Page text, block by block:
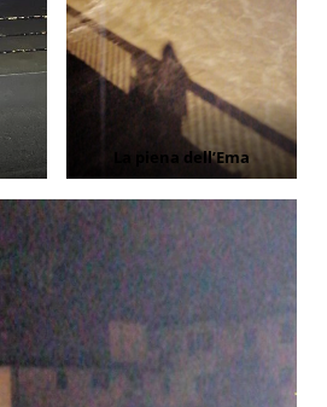
La piena dell’Ema